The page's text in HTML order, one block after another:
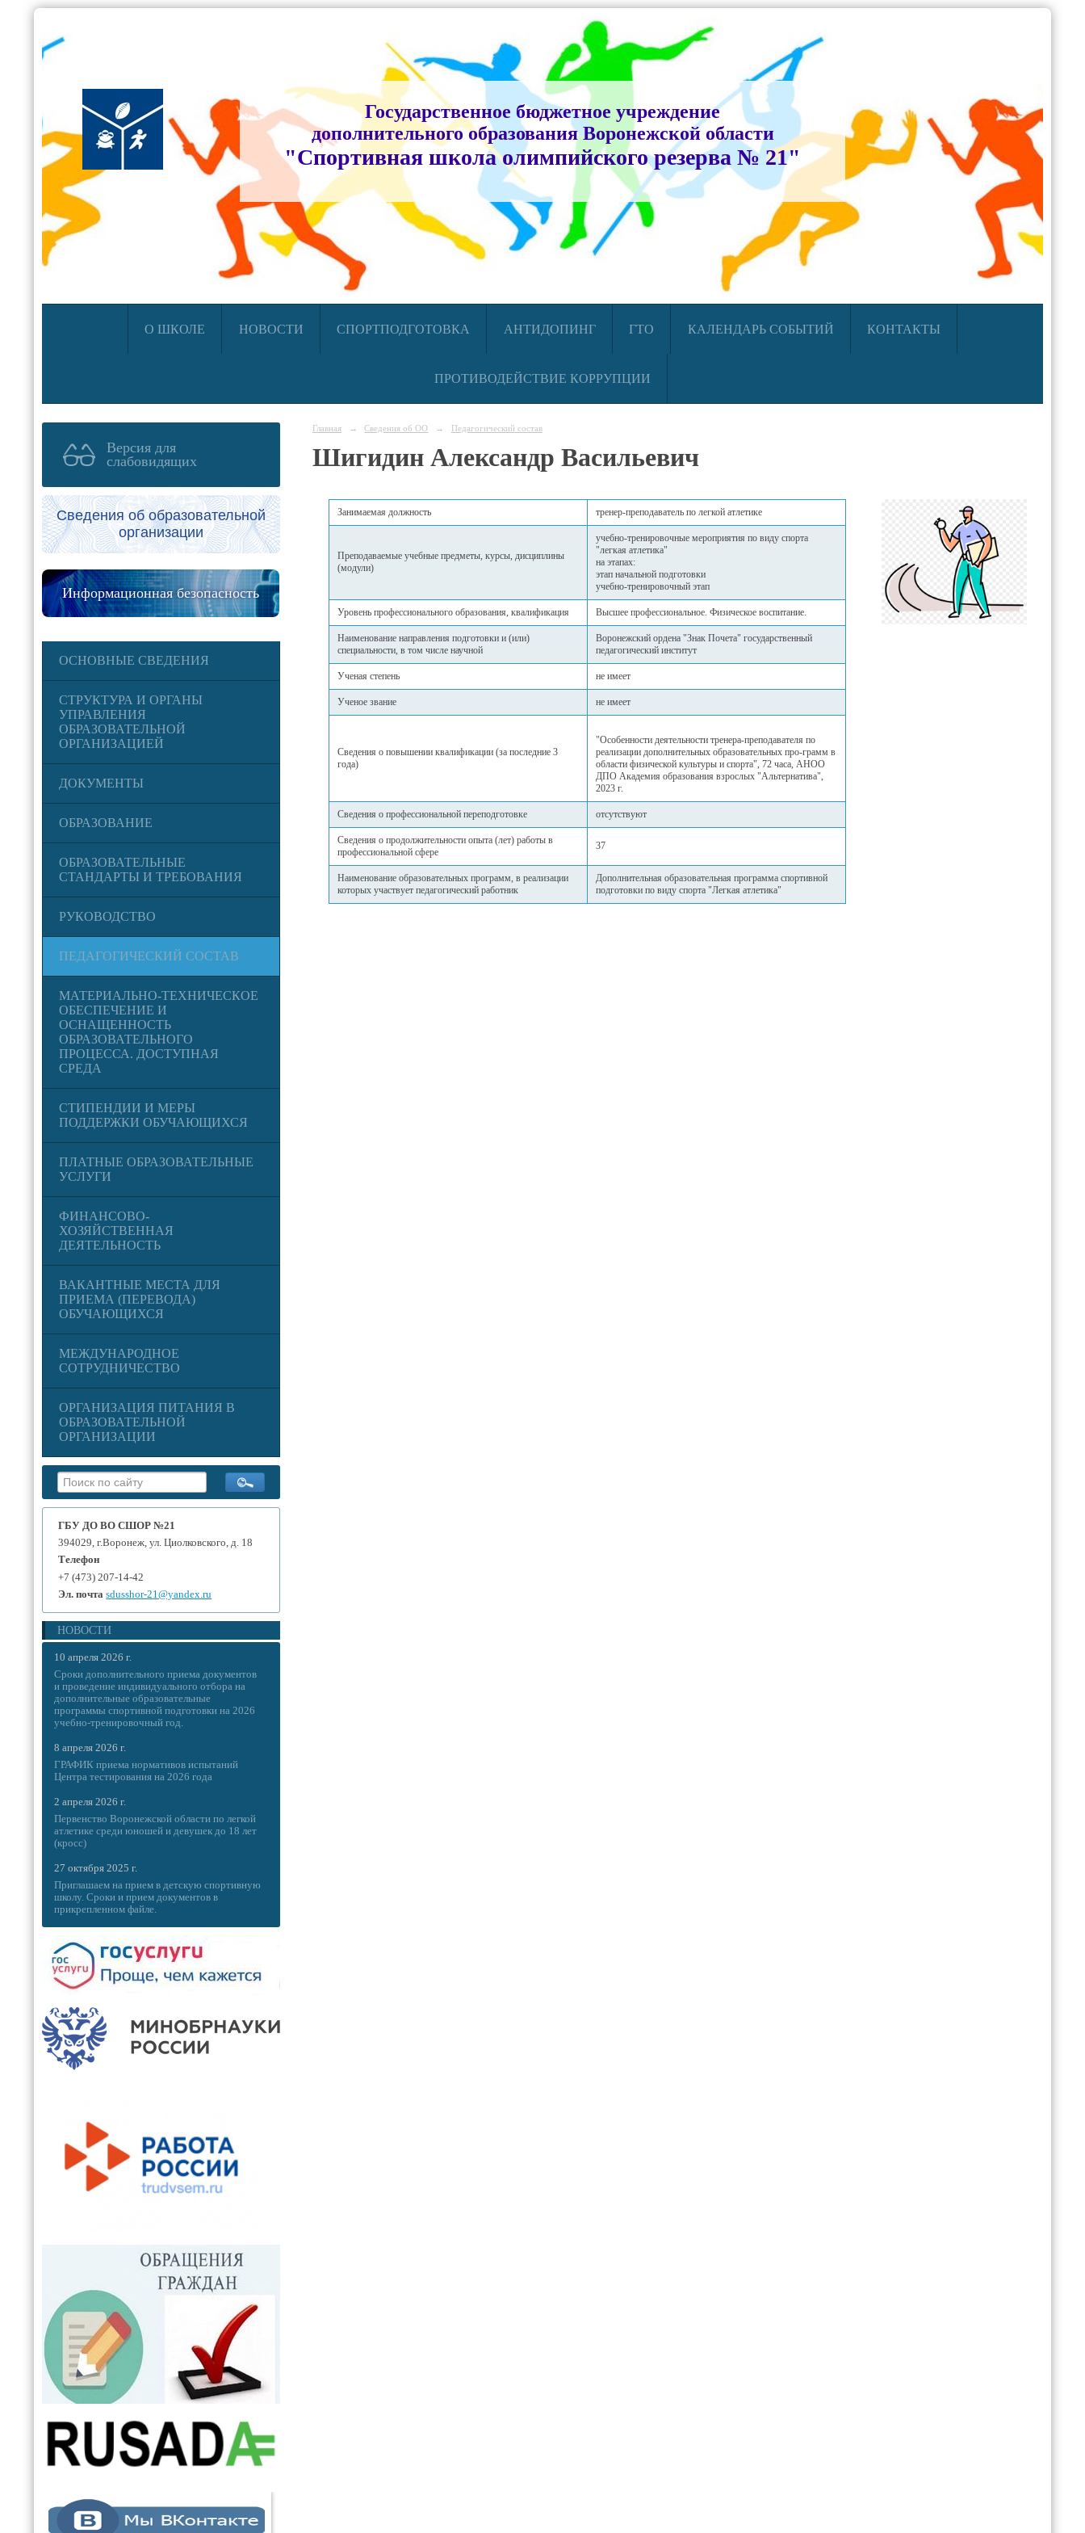
Государственное бюджетное учреждение
дополнительного образования Воронежской области
"Спортивная школа олимпийского резерва № 21"
О ШКОЛЕ НОВОСТИ СПОРТПОДГОТОВКА АНТИДОПИНГ ГТО КАЛЕНДАРЬ СОБЫТИЙ КОНТАКТЫ
ПРОТИВОДЕЙСТВИЕ КОРРУПЦИИ
Версия для
слабовидящих
Сведения об образовательной
организации
Информационная безопасность
ОСНОВНЫЕ СВЕДЕНИЯ
СТРУКТУРА И ОРГАНЫ
УПРАВЛЕНИЯ
ОБРАЗОВАТЕЛЬНОЙ
ОРГАНИЗАЦИЕЙ
ДОКУМЕНТЫ
ОБРАЗОВАНИЕ
ОБРАЗОВАТЕЛЬНЫЕ
СТАНДАРТЫ И ТРЕБОВАНИЯ
РУКОВОДСТВО
ПЕДАГОГИЧЕСКИЙ СОСТАВ
МАТЕРИАЛЬНО-ТЕХНИЧЕСКОЕ
ОБЕСПЕЧЕНИЕ И
ОСНАЩЕННОСТЬ
ОБРАЗОВАТЕЛЬНОГО
ПРОЦЕССА. ДОСТУПНАЯ
СРЕДА
СТИПЕНДИИ И МЕРЫ
ПОДДЕРЖКИ ОБУЧАЮЩИХСЯ
ПЛАТНЫЕ ОБРАЗОВАТЕЛЬНЫЕ
УСЛУГИ
ФИНАНСОВО-
ХОЗЯЙСТВЕННАЯ
ДЕЯТЕЛЬНОСТЬ
ВАКАНТНЫЕ МЕСТА ДЛЯ
ПРИЕМА (ПЕРЕВОДА)
ОБУЧАЮЩИХСЯ
МЕЖДУНАРОДНОЕ
СОТРУДНИЧЕСТВО
ОРГАНИЗАЦИЯ ПИТАНИЯ В
ОБРАЗОВАТЕЛЬНОЙ
ОРГАНИЗАЦИИ
ГБУ ДО ВО СШОР №21
394029, г.Воронеж, ул. Циолковского, д. 18
Телефон
+7 (473) 207-14-42
Эл. почта sdusshor-21@yandex.ru
НОВОСТИ
10 апреля 2026 г.
Сроки дополнительного приема документов
и проведение индивидуального отбора на
дополнительные образовательные
программы спортивной подготовки на 2026
учебно-тренировочный год.
8 апреля 2026 г.
ГРАФИК приема нормативов испытаний
Центра тестирования на 2026 года
2 апреля 2026 г.
Первенство Воронежской области по легкой
атлетике среди юношей и девушек до 18 лет
(кросс)
27 октября 2025 г.
Приглашаем на прием в детскую спортивную
школу. Сроки и прием документов в
прикрепленном файле.
Главная → Сведения об ОО → Педагогический состав
Шигидин Александр Васильевич
Занимаемая должность тренер-преподаватель по легкой атлетике
Преподаваемые учебные предметы, курсы, дисциплины
(модули)
учебно-тренировочные мероприятия по виду спорта
"легкая атлетика"
на этапах:
этап начальной подготовки
учебно-тренировочный этап
Уровень профессионального образования, квалификация Высшее профессиональное. Физическое воспитание.
Наименование направления подготовки и (или)
специальности, в том числе научной
Воронежский ордена "Знак Почета" государственный
педагогический институт
Ученая степень не имеет
Ученое звание не имеет
Сведения о повышении квалификации (за последние 3
года)
"Особенности деятельности тренера-преподавателя по
реализации дополнительных образовательных про-грамм в
области физической культуры и спорта", 72 часа, АНОО
ДПО Академия образования взрослых "Альтернатива",
2023 г.
Сведения о профессиональной переподготовке отсутствуют
Сведения о продолжительности опыта (лет) работы в
профессиональной сфере
37
Наименование образовательных программ, в реализации
которых участвует педагогический работник
Дополнительная образовательная программа спортивной
подготовки по виду спорта "Легкая атлетика"